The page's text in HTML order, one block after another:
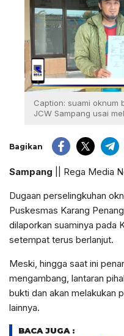
Caption: suami oknum
JCW Sampang usai
Bagikan
Sampang || Rega Media
Dugaan perselingkuhan
Puskesmas Karang
dilaporkan suaminya pada
setempat terus berlanjut.
Meski, hingga saat ini
mengambang, lantaran
bukti dan akan melakukan
lainnya.
BACA JUGA :